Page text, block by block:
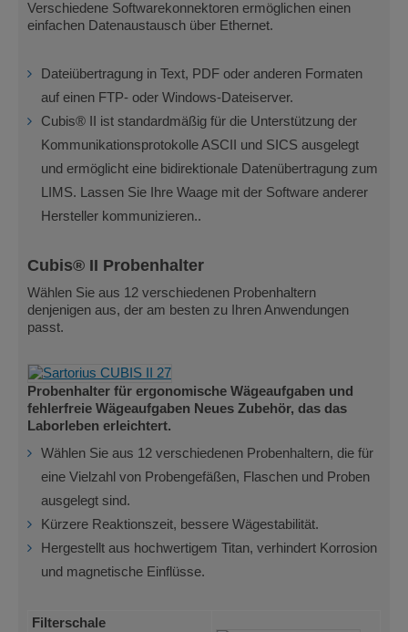
Verschiedene Softwarekonnektoren ermöglichen einen
einfachen Datenaustausch über Ethernet.
Dateiübertragung in Text, PDF oder anderen Formaten
auf einen FTP- oder Windows-Dateiserver.
Cubis® II ist standardmäßig für die Unterstützung der
Kommunikationsprotokolle ASCII und SICS ausgelegt
und ermöglicht eine bidirektionale Datenübertragung zum
LIMS. Lassen Sie Ihre Waage mit der Software anderer
Hersteller kommunizieren..
Cubis® II Probenhalter
Wählen Sie aus 12 verschiedenen Probenhaltern
denjenigen aus, der am besten zu Ihren Anwendungen
passt.
Probenhalter für ergonomische Wägeaufgaben und
fehlerfreie Wägeaufgaben Neues Zubehör, das das
Laborleben erleichtert.
Wählen Sie aus 12 verschiedenen Probenhaltern, die für
eine Vielzahl von Probengefäßen, Flaschen und Proben
ausgelegt sind.
Kürzere Reaktionszeit, bessere Wägestabilität.
Hergestellt aus hochwertigem Titan, verhindert Korrosion
und magnetische Einflüsse.
Filterschale